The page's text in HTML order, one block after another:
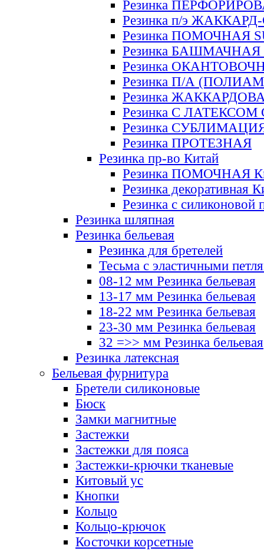
Резинка
Резинка п/э
Резинка ПОМОЧНАЯ
Резинка БАШМАЧНАЯ
Резинка
Резинка П/А
Резинка
Резинка С ЛАТЕКСОМ
Резинка
Резинка ПРОТЕЗНАЯ
Резинка пр-во Китай
Резинка ПОМОЧНАЯ
Резинка декоративная
Резинка с силиконовой
Резинка шляпная
Резинка бельевая
Резинка для бретелей
Тесьма с эластичными
08-12 мм Резинка бельевая
13-17 мм Резинка бельевая
18-22 мм Резинка бельевая
23-30 мм Резинка бельевая
32 =>> мм Резинка бельевая
Резинка латексная
Бельевая фурнитура
Бретели силиконовые
Бюск
Замки магнитные
Застежки
Застежки для пояса
Застежки-крючки тканевые
Китовый ус
Кнопки
Кольцо
Кольцо-крючок
Косточки корсетные